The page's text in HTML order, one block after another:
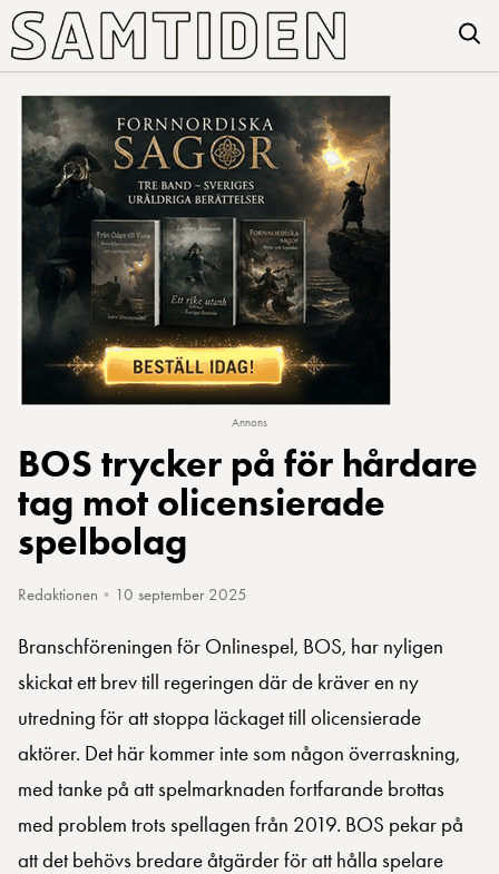
Annons
BOS trycker på för hårdare
tag mot olicensierade
spelbolag
Redaktionen • 10 september 2025
Branschföreningen för Onlinespel, BOS, har nyligen
skickat ett brev till regeringen där de kräver en ny
utredning för att stoppa läckaget till olicensierade
aktörer. Det här kommer inte som någon överraskning,
med tanke på att spelmarknaden fortfarande brottas
med problem trots spellagen från 2019. BOS pekar på
att det behövs bredare åtgärder för att hålla spelare